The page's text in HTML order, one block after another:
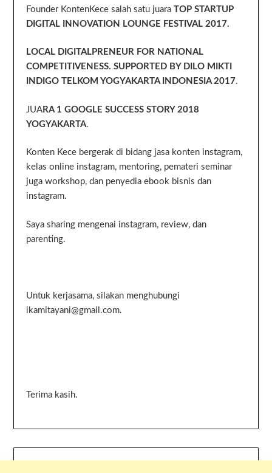
Founder KontenKece salah satu juaraTOP STARTUP
DIGITAL INNOVATION LOUNGE FESTIVAL 2017.
LOCAL DIGITALPRENEUR FOR NATIONAL
COMPETITIVENESS. SUPPORTED BY DILO MIKTI
INDIGO TELKOM YOGYAKARTA INDONESIA 2017.
JUA RA 1 GOOGLE SUCCESS STORY 2018
YOGYAKARTA.
Konten Kece bergerak di bidang jasa konten instagram,
kelas online instagram, mentoring, pemateri seminar
juga workshop, dan penyedia ebook bisnis dan
instagram.
Saya sharing mengenai instagram, review, dan
parenting.
Untuk kerjasama, silakan menghubungi
ikamitayani@gmail.com.
Terima kasih.